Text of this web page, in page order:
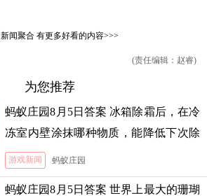
新闻聚合有更多好看的内容>>>
(责任编辑：赵睿)
为您推荐
蚂蚁庄园8月5日答案 冰箱除霜后，在冷
冻室内壁涂抹哪种物质，能降低下次除
霜的难度
游戏新闻 蚂蚁庄园
蚂蚁庄园8月5日答案 世界上最大的珊瑚